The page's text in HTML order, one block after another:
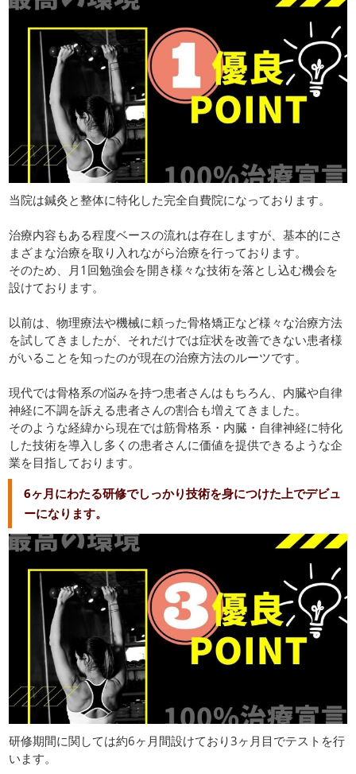
当院は鍼灸と整体に特化した完全自費院になっております。
治療内容もある程度ベースの流れは存在しますが、基本的にさ
まざまな治療を取り入れながら治療を行っております。
そのため、月1回勉強会を開き様々な技術を落とし込む機会を
設けております。
以前は、物理療法や機械に頼った骨格矯正など様々な治療方法
を試してきましたが、それだけでは症状を改善できない患者様
がいることを知ったのが現在の治療方法のルーツです。
現代では骨格系の悩みを持つ患者さんはもちろん、内臓や自律
神経に不調を訴える患者さんの割合も増えてきました。
そのような経緯から現在では筋骨格系・内臓・自律神経に特化
した技術を導入し多くの患者さんに価値を提供できるような企
業を目指しております。
6ヶ月にわたる研修でしっかり技術を身につけた上でデビュ
ーになります。
研修期間に関しては約6ヶ月間設けており3ヶ月目でテストを行
います。